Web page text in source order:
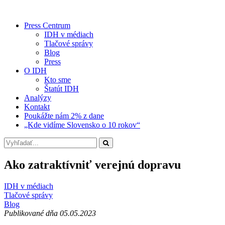
Press Centrum
IDH v médiach
Tlačové správy
Blog
Press
O IDH
Kto sme
Štatút IDH
Analýzy
Kontakt
Poukážte nám 2% z dane
„Kde vidíme Slovensko o 10 rokov“
Ako zatraktívniť verejnú dopravu
IDH v médiach
Tlačové správy
Blog
Publikované dňa 05.05.2023